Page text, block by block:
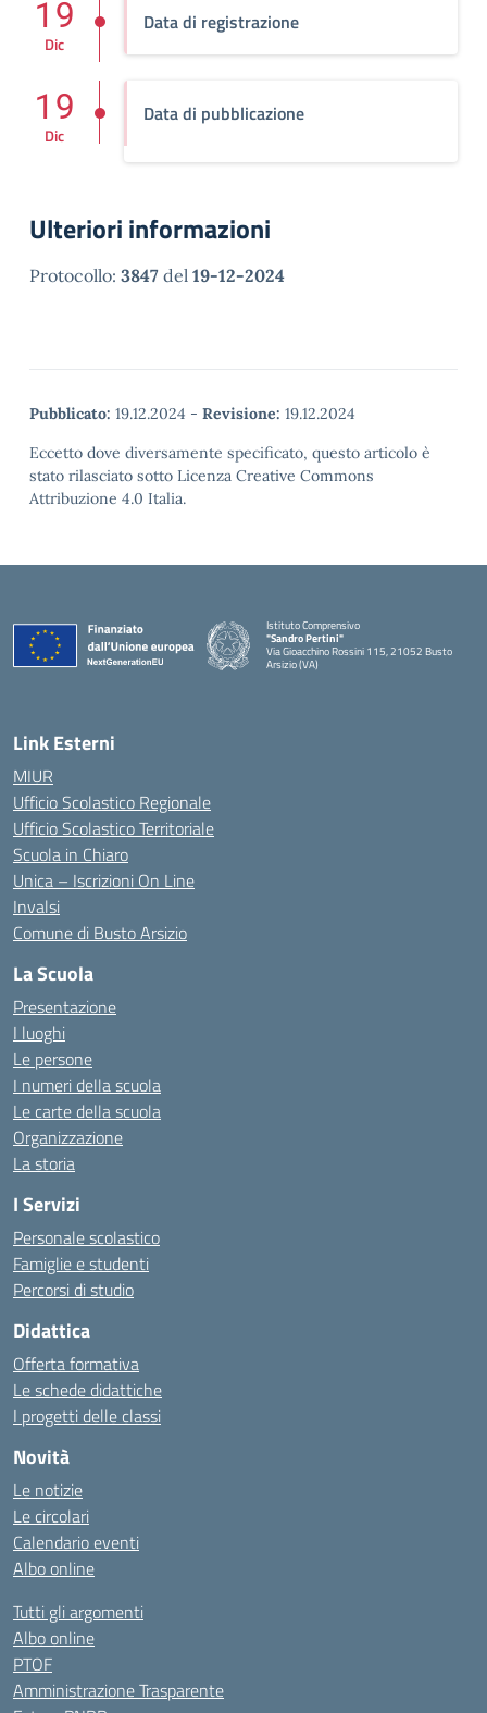
Data di registrazione
19
Dic
Data di pubblicazione
19
Dic
Ulteriori informazioni
Protocollo: 3847 del 19-12-2024
Pubblicato: 19.12.2024 - Revisione: 19.12.2024
Eccetto dove diversamente specificato, questo articolo è
stato rilasciato sotto Licenza Creative Commons
Attribuzione 4.0 Italia.
Istituto Comprensivo
"Sandro Pertini"
Via Gioacchino Rossini 115, 21052 Busto
Arsizio (VA)
Link Esterni
MIUR
Ufficio Scolastico Regionale
Ufficio Scolastico Territoriale
Scuola in Chiaro
Unica – Iscrizioni On Line
Invalsi
Comune di Busto Arsizio
La Scuola
Presentazione
I luoghi
Le persone
I numeri della scuola
Le carte della scuola
Organizzazione
La storia
I Servizi
Personale scolastico
Famiglie e studenti
Percorsi di studio
Didattica
Offerta formativa
Le schede didattiche
I progetti delle classi
Novità
Le notizie
Le circolari
Calendario eventi
Albo online
Tutti gli argomenti
Albo online
PTOF
Amministrazione Trasparente